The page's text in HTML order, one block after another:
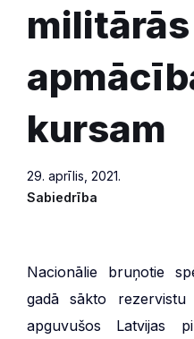
militārās
kursam
29. aprīlis, 2021.
Sabiedrība
Nacionālie bruņotie
gadā sākto
apguvušos Latvijas